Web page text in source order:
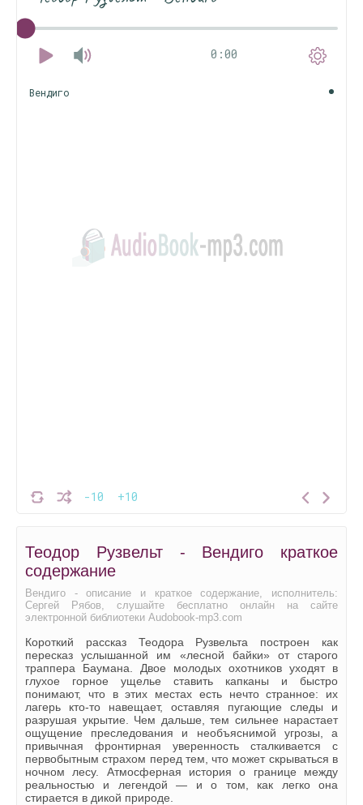
0:00
-10 +10
Вендиго
Теодор Рузвельт - Вендиго краткое
содержание
Вендиго - описание и краткое содержание, исполнитель:
Сергей Рябов, слушайте бесплатно онлайн на сайте
электронной библиотеки Audobook-mp3.com
Короткий рассказ Теодора Рузвельта построен как
пересказ услышанной им «лесной байки» от старого
траппера Баумана. Двое молодых охотников уходят в
глухое горное ущелье ставить капканы и быстро
понимают, что в этих местах есть нечто странное: их
лагерь кто-то навещает, оставляя пугающие следы и
разрушая укрытие. Чем дальше, тем сильнее нарастает
ощущение преследования и необъяснимой угрозы, а
привычная фронтирная уверенность сталкивается с
первобытным страхом перед тем, что может скрываться в
ночном лесу. Атмосферная история о границе между
реальностью и легендой — и о том, как легко она
стирается в дикой природе.